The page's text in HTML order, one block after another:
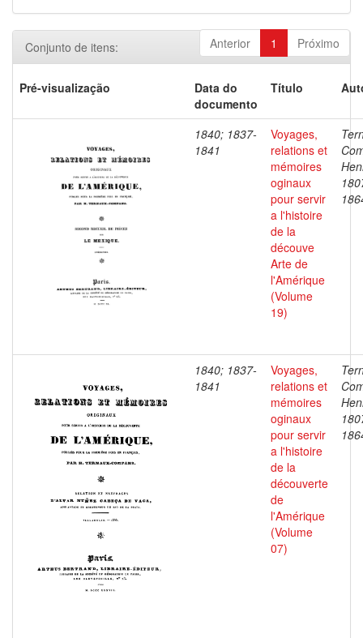
Anterior 1 Próximo
Conjunto de itens:
Pré-visualização
Data do
documento
Título
1840; 1837-
1841
Voyages,
relations et
mémoires
oginaux
pour servir
a l'histoire
de la
découve
Arte de
l'Amérique
(Volume
19)
1840; 1837-
1841
Voyages,
relations et
mémoires
oginaux
pour servir
a l'histoire
de la
découverte
de
l'Amérique
(Volume
07)